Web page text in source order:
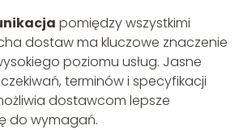
pomiędzy wszystkimi
dostaw ma kluczowe znaczenie
poziomu usług. Jasne
terminów i specyfikacji
dostawcom lepsze
do wymagań.